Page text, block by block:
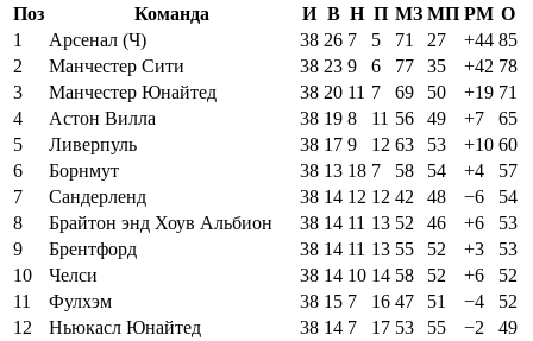
Поз
Команда И В Н П МЗ МП РМ О
1
Арсенал (Ч) 38 26 7 5 71 27 +44 85
2
Манчестер Сити 38 23 9 6 77 35 +42 78
3
Манчестер Юнайтед 38 20 11 7 69 50 +19 71
4
Астон Вилла 38 19 8 11 56 49 +7
65
5
Ливерпуль 38 17 9 12 63 53 +10 60
6
Борнмут 38 13 18 7 58 54 +4
57
7
Сандерленд 38 14 12 12 42 48 −6
54
8
Брайтон энд Хоув Альбион 38 14 11 13 52 46 +6
53
9
Брентфорд 38 14 11 13 55 52 +3
53
10
Челси 38 14 10 14 58 52 +6
52
11
Фулхэм 38 15 7 16 47 51 −4
52
12
Ньюкасл Юнайтед 38 14 7 17 53 55 −2
49